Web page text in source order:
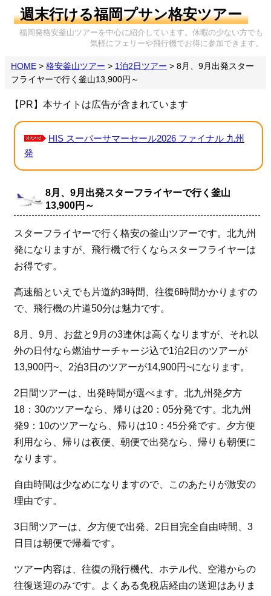
週末行ける福岡プサン格安ツアー
福岡発格安釜山ツアーを中心に紹介しています。休暇の少ない方でも
気軽にフェリーや飛行機でお得に参加できます。
HOME > 格安釜山ツアー > 1泊2日ツアー > 8月、9月出発スター
フライヤーで行く釜山13,900円～
【PR】本サイトは広告が含まれています
HIS スーパーサマーセール2026 ファイナル 九州
発
8月、9月出発スターフライヤーで行く釜山
13,900円～
スターフライヤーで行く格安の釜山ツアーです。北九州
発になりますが、飛行機で行くならスターフライヤーは
お得です。
高速船といえでも片道約3時間、往復6時間かかりますの
で、飛行機の片道50分は魅力です。
8月、9月、お盆と9月の3連休は高くなりますが、それ以
外の日付なら燃油サーチャージ込で1泊2日のツアーが
13,900円~、2泊3日のツアーが14,900円~になります。
2日間ツアーは、出発時間が選べます。北九州発夕方
18：30のツアーなら、帰りは20：05分発です。北九州
発9：10のツアーなら、帰りは10：45分発です。夕方便
利用なら、帰りは夜便、朝便で出発なら、帰りも朝便に
なります。
自由時間は少なめになりますので、このあたりが激安の
理由です。
3日間ツアーは、夕方便で出発、2日目完全自由時間、3
日目は朝便で帰着です。
ツアー内容は、往復の飛行機代、ホテル代、空港からの
往復送迎のみです。よくある免税店経由の送迎はありま